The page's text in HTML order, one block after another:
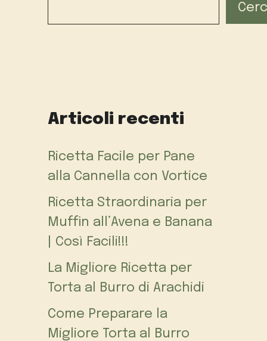
Articoli recenti
Ricetta Facile per Pane
alla Cannella con Vortice
Ricetta Straordinaria per
Muffin all’Avena e Banana
| Così Facili!!!
La Migliore Ricetta per
Torta al Burro di Arachidi
Come Preparare la
Migliore Torta al Burro